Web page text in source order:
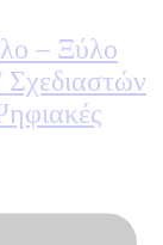
– Ξύλο
Σχεδιαστών